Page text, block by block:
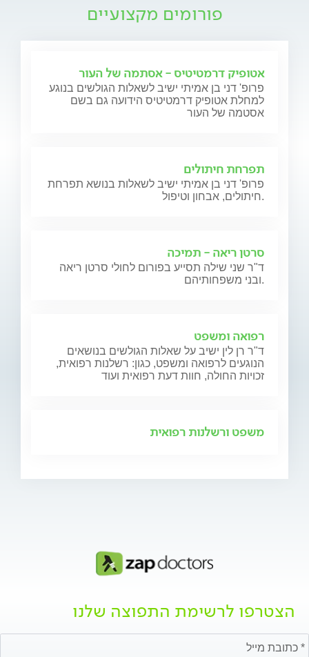
פורומים מקצועיים
אטופיק דרמטיטיס - אסתמה של העור
פרופ' דני בן אמיתי ישיב לשאלות הגולשים בנוגע
למחלת אטופיק דרמטיטיס הידועה גם בשם
אסטמה של העור
תפרחת חיתולים
פרופ' דני בן אמיתי ישיב לשאלות בנושא תפרחת
חיתולים, אבחון וטיפול.
סרטן ריאה - תמיכה
ד"ר שני שילה תסייע בפורום לחולי סרטן ריאה
ובני משפחותיהם.
רפואה ומשפט
ד"ר רן לין ישיב על שאלות הגולשים בנושאים
הנוגעים לרפואה ומשפט, כגון: רשלנות רפואית,
זכויות החולה, חוות דעת רפואית ועוד
משפט ורשלנות רפואית
הצטרפו לרשימת התפוצה שלנו